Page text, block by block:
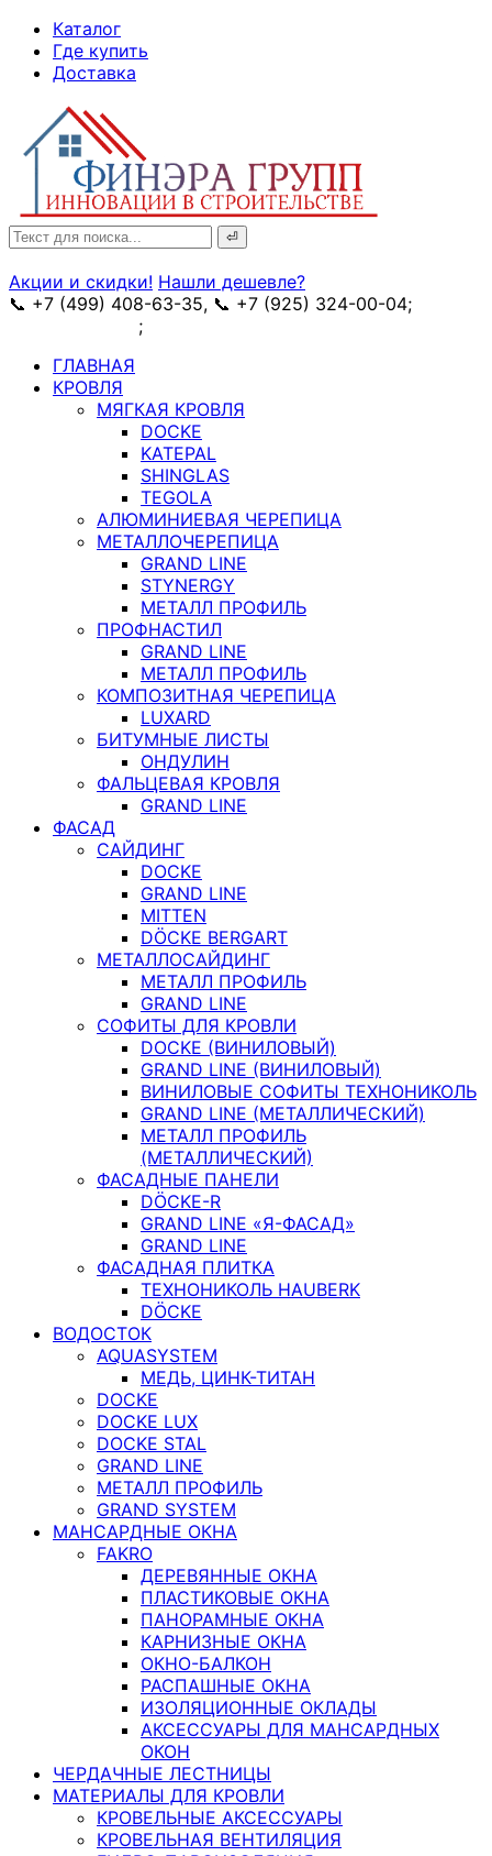
Skip
Content
Каталог
Где купить
Доставка
Search
for:
Акции и скидки! Нашли дешевле?
📞 +7 (499) 408-63-35, 📞 +7 (925) 324-00-04;
;
ГЛАВНАЯ
КРОВЛЯ
МЯГКАЯ КРОВЛЯ
DOCKE
KATEPAL
SHINGLAS
TEGOLA
АЛЮМИНИЕВАЯ ЧЕРЕПИЦА
МЕТАЛЛОЧЕРЕПИЦА
GRAND LINE
STYNERGY
МЕТАЛЛ ПРОФИЛЬ
ПРОФНАСТИЛ
GRAND LINE
МЕТАЛЛ ПРОФИЛЬ
КОМПОЗИТНАЯ ЧЕРЕПИЦА
LUXARD
БИТУМНЫЕ ЛИСТЫ
ОНДУЛИН
ФАЛЬЦЕВАЯ КРОВЛЯ
GRAND LINE
ФАСАД
САЙДИНГ
DOCKE
GRAND LINE
MITTEN
DÖCKE BERGART
МЕТАЛЛОСАЙДИНГ
МЕТАЛЛ ПРОФИЛЬ
GRAND LINE
СОФИТЫ ДЛЯ КРОВЛИ
DOCKE (ВИНИЛОВЫЙ)
GRAND LINE (ВИНИЛОВЫЙ)
ВИНИЛОВЫЕ СОФИТЫ ТЕХНОНИКОЛЬ
GRAND LINE (МЕТАЛЛИЧЕСКИЙ)
МЕТАЛЛ ПРОФИЛЬ
(МЕТАЛЛИЧЕСКИЙ)
ФАСАДНЫЕ ПАНЕЛИ
DÖCKE-R
GRAND LINE «Я-ФАСАД»
GRAND LINE
ФАСАДНАЯ ПЛИТКА
ТЕХНОНИКОЛЬ HAUBERK
DÖCKE
ВОДОСТОК
AQUASYSTEM
МЕДЬ, ЦИНК-ТИТАН
DOCKE
DOCKE LUX
DOCKE STAL
GRAND LINE
МЕТАЛЛ ПРОФИЛЬ
GRAND SYSTEM
МАНСАРДНЫЕ ОКНА
FAKRO
ДЕРЕВЯННЫЕ ОКНА
ПЛАСТИКОВЫЕ ОКНА
ПАНОРАМНЫЕ ОКНА
КАРНИЗНЫЕ ОКНА
ОКНО-БАЛКОН
РАСПАШНЫЕ ОКНА
ИЗОЛЯЦИОННЫЕ ОКЛАДЫ
АКСЕССУАРЫ ДЛЯ МАНСАРДНЫХ
ОКОН
ЧЕРДАЧНЫЕ ЛЕСТНИЦЫ
МАТЕРИАЛЫ ДЛЯ КРОВЛИ
КРОВЕЛЬНЫЕ АКСЕССУАРЫ
КРОВЕЛЬНАЯ ВЕНТИЛЯЦИЯ